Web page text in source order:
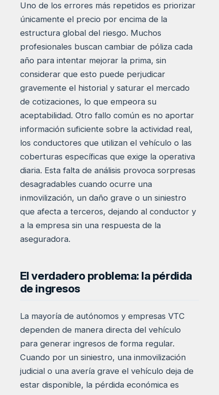
Uno de los errores más repetidos es priorizar
únicamente el precio por encima de la
estructura global del riesgo. Muchos
profesionales buscan cambiar de póliza cada
año para intentar mejorar la prima, sin
considerar que esto puede perjudicar
gravemente el historial y saturar el mercado
de cotizaciones, lo que empeora su
aceptabilidad. Otro fallo común es no aportar
información suficiente sobre la actividad real,
los conductores que utilizan el vehículo o las
coberturas específicas que exige la operativa
diaria. Esta falta de análisis provoca sorpresas
desagradables cuando ocurre una
inmovilización, un daño grave o un siniestro
que afecta a terceros, dejando al conductor y
a la empresa sin una respuesta de la
aseguradora.
El verdadero problema: la pérdida
de ingresos
La mayoría de autónomos y empresas VTC
dependen de manera directa del vehículo
para generar ingresos de forma regular.
Cuando por un siniestro, una inmovilización
judicial o una avería grave el vehículo deja de
estar disponible, la pérdida económica es